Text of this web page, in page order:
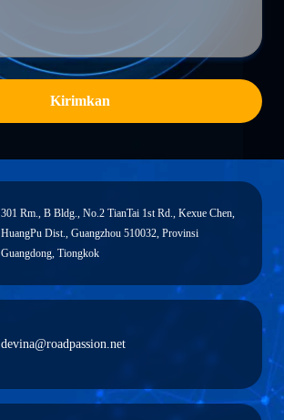
Kirimkan
301 Rm., B Bldg., No.2 TianTai 1st Rd., Kexue Chen,
HuangPu Dist., Guangzhou 510032, Provinsi
Guangdong, Tiongkok
devina@roadpassion.net